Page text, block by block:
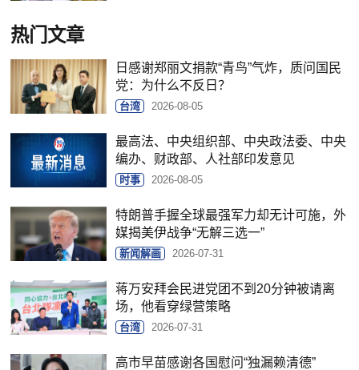
热门文章
日感谢郑丽文捐款“青鸟”气炸，质问国民
党：为什么不反日？
台湾 2026-08-05
最高法、中央组织部、中央政法委、中央
编办、财政部、人社部印发意见
时事 2026-08-05
特朗普手握全球最强军力却无计可施，外
媒揭美伊战争“无解三选一”
新闻解画 2026-07-31
蒋万安拜会民进党团不到20分钟被请离
场，他看穿绿营策略
台湾 2026-07-31
高市早苗感谢各国慰问“独漏赖清德”